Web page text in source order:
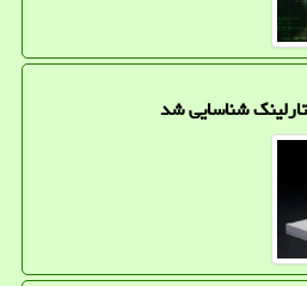
شناسایی شد